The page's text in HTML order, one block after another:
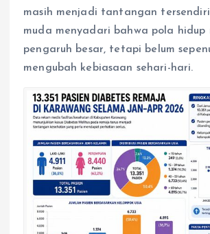
masih menjadi tantangan
muda menyadari bahwa pola hidup
pengaruh besar, tetapi belum
mengubah kebiasaan sehari-hari.